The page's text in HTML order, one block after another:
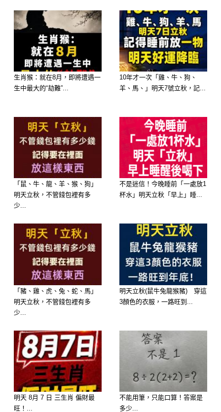
選擇2
你看人的眼光很一般，之所以如此，是
相投的時候總是一廂情願地把對方當成
知己，然而卻被現實屢次打臉。 經過
多次的受騙和背叛，你和陌生人接觸時
總會帶着一些若有若無的戒心，保持若
即若離的距離，一旦你發現對方看不
透，你會小心地後退，除非共同經歷過
開心扉。 你只會信任那些認識很久的
朋友，時間給了友誼最好的背書。 你
的人品不錯，所以你的老友基本上都是
你的死黨，絕對不會做出辜負你的事
情。 答錯了
選擇3
你具有很強的洞察力，任何細節都很難
逃過你的眼睛。 往往只和對方有過幾
生肖猴：就在8月，即將遭遇一
生中最大的“劫難”...
10年才一次「雞、牛、狗、
羊、馬、」明天7號立秋，記...
「鼠、牛、龍、羊、猴、狗」
明天立秋，不管錢包裡有多
少...
不是迷信！今晚睡前「一處放1
杯水」明天立秋「早上」睡...
「豬、雞、虎、兔、蛇、馬」
明天立秋，不管錢包裡有多
少...
明天立秋(鼠牛兔龍猴豬) 穿這
3顏色的衣服，一路旺到...
明天 8月 7 日 三生肖 偏財最
旺！...
不能用筆，只能口算！答案是
多少...